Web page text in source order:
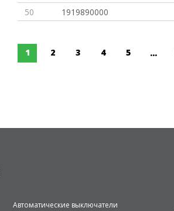
50 1919890000
1 2 3 4 5 ...
Автоматические выключатели